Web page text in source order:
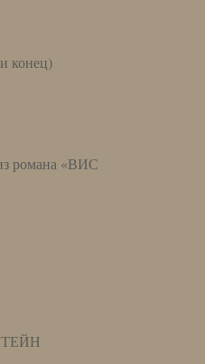
конец)
романа «ВИС